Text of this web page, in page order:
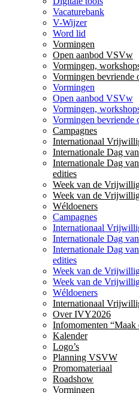
Vacaturebank
V-Wijzer
Word lid
Vormingen
Open aanbod VSVw
Vormingen,
Vormingen bevriende
Vormingen
Open aanbod VSVw
Vormingen,
Vormingen bevriende
Campagnes
Internationaal
Internationale Dag
Internationale Dag
edities
Week van de
Week van de
Wéldoeners
Campagnes
Internationaal
Internationale Dag
Internationale Dag
edities
Week van de
Week van de
Wéldoeners
Internationaal
Over IVY2026
Infomomenten
Kalender
Logo’s
Planning VSVW
Promomateriaal
Roadshow
Vormingen